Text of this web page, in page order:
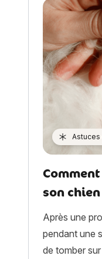
Astuces
son chien
Après une
pendant une
de tomber